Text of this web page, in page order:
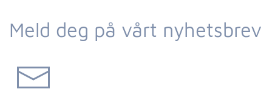
Meld deg på vårt nyhetsbrev